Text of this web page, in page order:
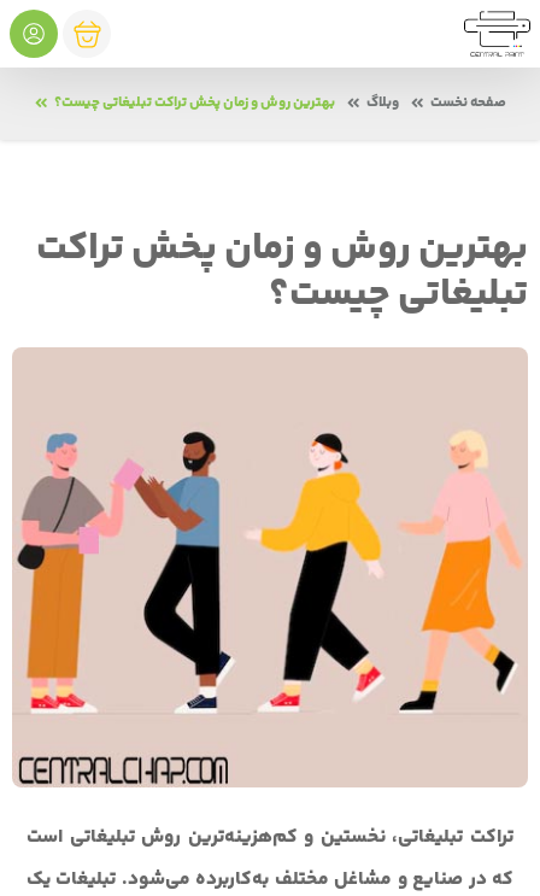
صفحه نخست وبلاگ بهترین روش و زمان پخش تراکت تبلیغاتی چیست؟
بهترین روش و زمان پخش تراکت
تبلیغاتی چیست؟
تراکت تبلیغاتی، نخستین و کم‌هزینه‌ترین روش تبلیغاتی است
که در صنایع و مشاغل مختلف به‌کاربرده می‌شود. تبلیغات یک